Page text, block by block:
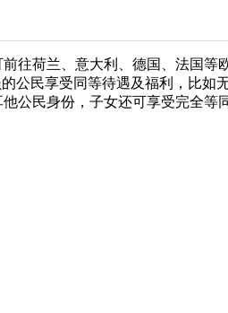
往荷兰、意大利、德国、法国
公民享受同等待遇及福利，比
公民身份，子女还可享受完全